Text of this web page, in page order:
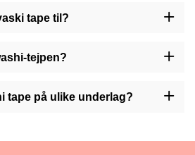
tape til?
å laga kunstverk og å leggja aksenter
tejpen?
omhyggeleg på visse overflater.
tape på ulike underlag?
kompatibilitet.